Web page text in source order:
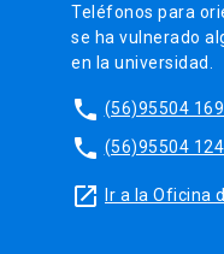
Teléfonos para
se ha vulnerado
en la universidad.
phone (56)95504
phone (56)95504
launch Ir a la Oficina